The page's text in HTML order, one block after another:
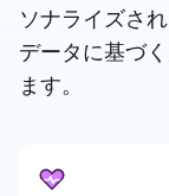
ソナライズさ
データに基づ
ます。